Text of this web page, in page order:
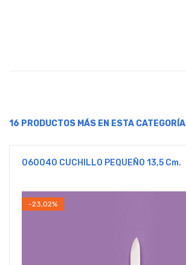
16 PRODUCTOS MÁS EN ESTA CATEGORÍA
060040 CUCHILLO PEQUEÑO 13,5 Cm.
-23,02%